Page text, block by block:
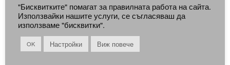
"Бисквитките" помагат за правилната работа на сайта.
Използвайки нашите услуги, се съгласяваш да
използваме "бисквитки".
OK Настройки Виж повече